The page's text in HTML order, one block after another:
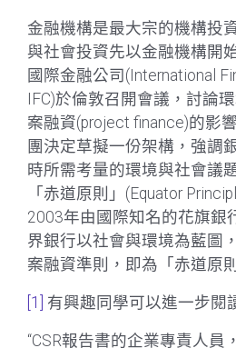
金融機構是最大宗的機構投
與社會投資先以金融機構開
國際金融公司(International
IFC)於倫敦召開會議，討論
案融資(project finance)的影
團決定草擬一份架構，強調
時所需考量的環境與社會議
「赤道原則」(Equator
2003年由國際知名的花旗銀
界銀行以社會與環境為藍圖
案融資準則，即為「赤道原
[1] 有興趣同學可以進一步閱
“CSR報告書的企業專責人員